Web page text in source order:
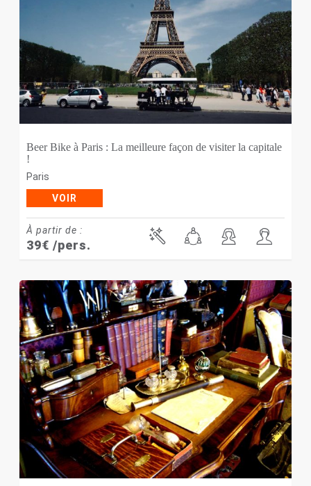
Beer Bike à Paris : La meilleure façon de visiter la capitale
!
Paris
VOIR
À partir de :
39€ /pers.